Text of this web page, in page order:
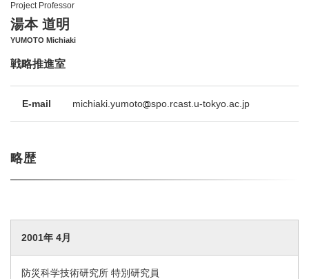
Project Professor
湯本 道明
YUMOTO Michiaki
戦略推進室
E-mail michiaki.yumoto spo.rcast.u-tokyo.ac.jp
略歴
2001年 4月
防災科学技術研究所 特別研究員